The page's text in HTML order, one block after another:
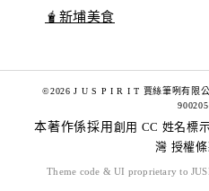
🧋新埔美食
©2026 J U S P I R I T 賈絲筆咧有限
本著作係採用 創用 CC 姓名標
灣 授權
Theme code & UI proprietary to